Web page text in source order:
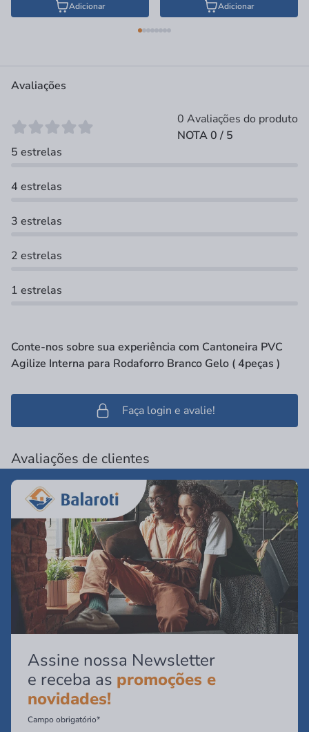
Adicionar
Adicionar
Avaliações
0 Avaliações do produto
NOTA 0 / 5
5 estrelas
4 estrelas
3 estrelas
2 estrelas
1 estrelas
Conte-nos sobre sua experiência com Cantoneira PVC
Agilize Interna para Rodaforro Branco Gelo ( 4peças )
Faça login e avalie!
Avaliações de clientes
Assine nossa Newsletter
e receba as promoções e
novidades!
Campo obrigatório*